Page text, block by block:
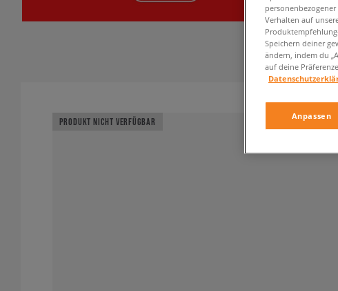
PRODUKT NICHT VERFÜGBAR
Verhalten auf
Speichern deiner
ändern, indem du
auf deine
Anpassen